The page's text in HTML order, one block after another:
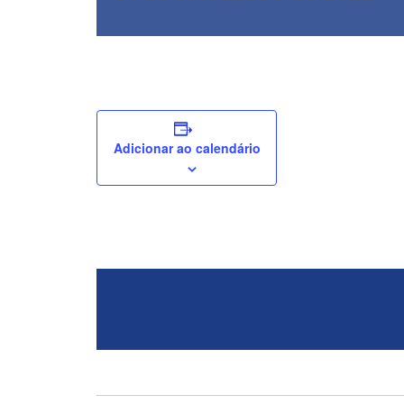
Adicionar ao calendário